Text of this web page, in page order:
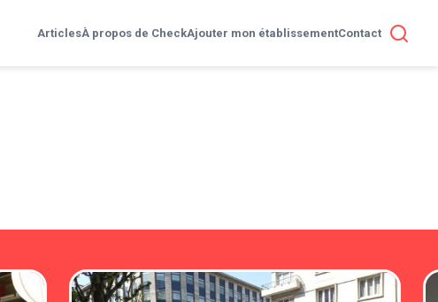
ArticlesÀ propos de CheckAjouter mon établissementContact